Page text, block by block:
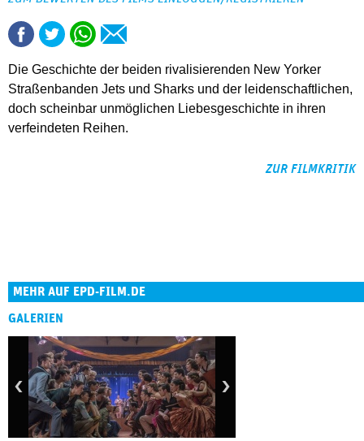
Die Geschichte der beiden rivalisierenden New Yorker
Straßenbanden Jets und Sharks und der leidenschaftlichen,
doch scheinbar unmöglichen Liebesgeschichte in ihren
verfeindeten Reihen.
ZUR FILMKRITIK
MEHR AUF EPD-FILM.DE
GALERIEN